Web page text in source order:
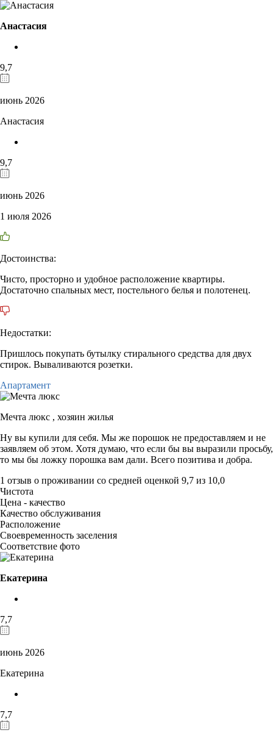
Анастасия
9,7
июнь 2026
Анастасия
9,7
июнь 2026
1 июля 2026
Достоинства:
Чисто, просторно и удобное расположение квартиры.
Достаточно спальных мест, постельного белья и полотенец.
Недостатки:
Пришлось покупать бутылку стирального средства для двух
стирок. Вываливаются розетки.
Апартамент
Мечта люкс , хозяин жилья
Ну вы купили для себя. Мы же порошок не предоставляем и не
заявляем об этом. Хотя думаю, что если бы вы выразили просьбу,
то мы бы ложку порошка вам дали. Всего позитива и добра.
1 отзыв о проживании со средней оценкой 9,7 из 10,0
Чистота
Цена - качество
Качество обслуживания
Расположение
Своевременность заселения
Соответствие фото
Екатерина
7,7
июнь 2026
Екатерина
7,7